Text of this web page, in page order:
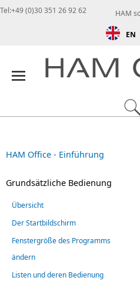
HAM
EN
Tel:+49 (0)30 351 26 92 62
HAM Office - Einführung
Grundsätzliche Bedienung
Übersicht
Der Startbildschirm
Fenstergröße des Programms
ändern
Listen und deren Bedienung